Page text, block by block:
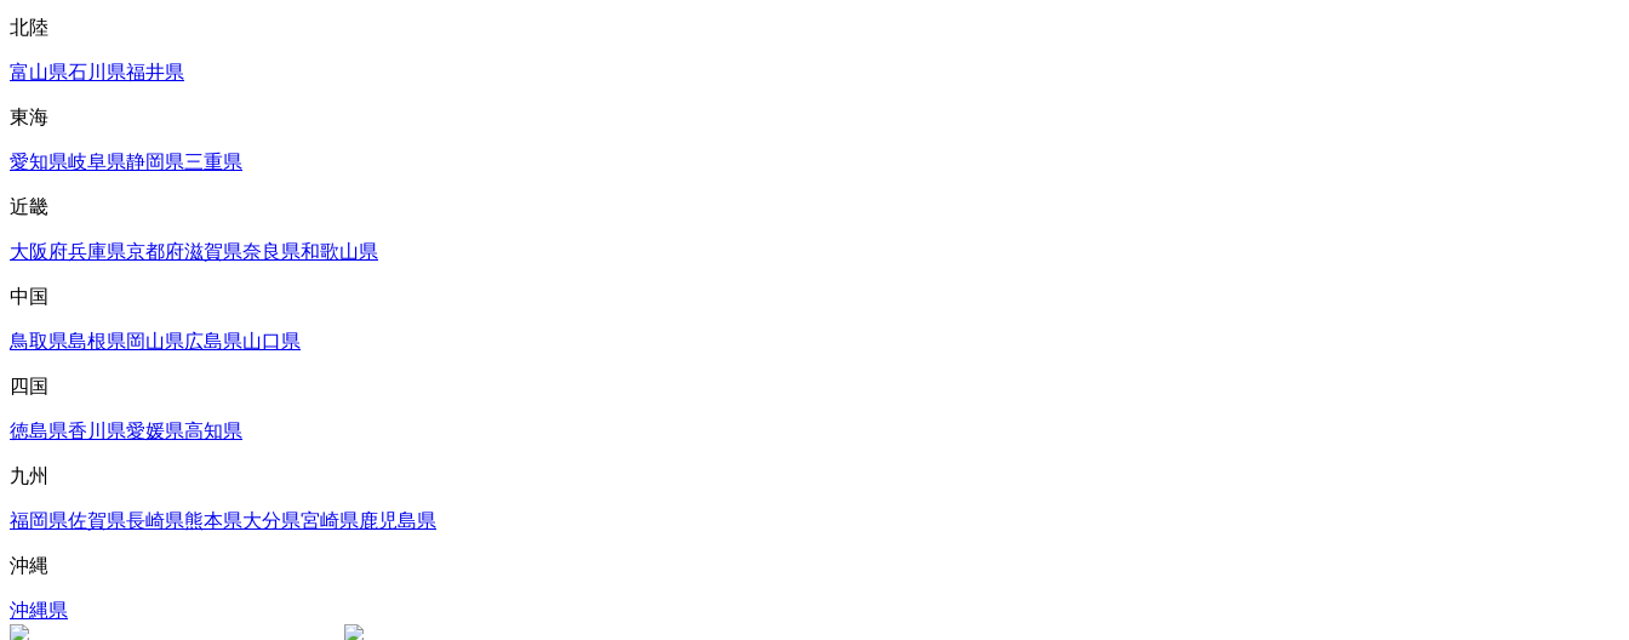
北陸
富山県石川県福井県
東海
愛知県岐阜県静岡県三重県
近畿
大阪府兵庫県京都府滋賀県奈良県和歌山県
中国
鳥取県島根県岡山県広島県山口県
四国
徳島県香川県愛媛県高知県
九州
福岡県佐賀県長崎県熊本県大分県宮崎県鹿児島県
沖縄
沖縄県